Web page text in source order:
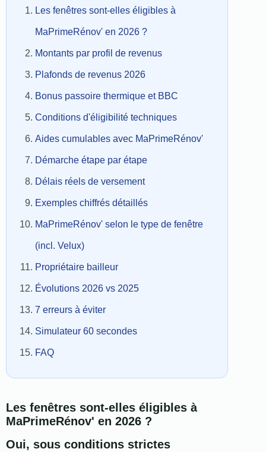
Les fenêtres sont-elles éligibles à
MaPrimeRénov' en 2026 ?
Montants par profil de revenus
Plafonds de revenus 2026
Bonus passoire thermique et BBC
Conditions d'éligibilité techniques
Aides cumulables avec MaPrimeRénov'
Démarche étape par étape
Délais réels de versement
Exemples chiffrés détaillés
MaPrimeRénov' selon le type de fenêtre
(incl. Velux)
Propriétaire bailleur
Évolutions 2026 vs 2025
7 erreurs à éviter
Simulateur 60 secondes
FAQ
Les fenêtres sont-elles éligibles à
MaPrimeRénov' en 2026 ?
Oui, sous conditions strictes